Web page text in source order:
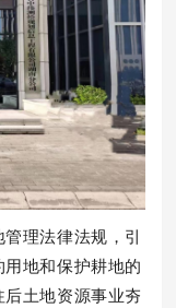
理法律法规，引
地和保护耕地的
土地资源事业夯